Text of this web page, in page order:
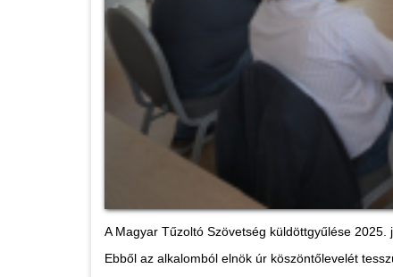
A Magyar Tűzoltó Szövetség küldöttgyűlése
Ebből az alkalomból elnök úr köszöntőlevelét